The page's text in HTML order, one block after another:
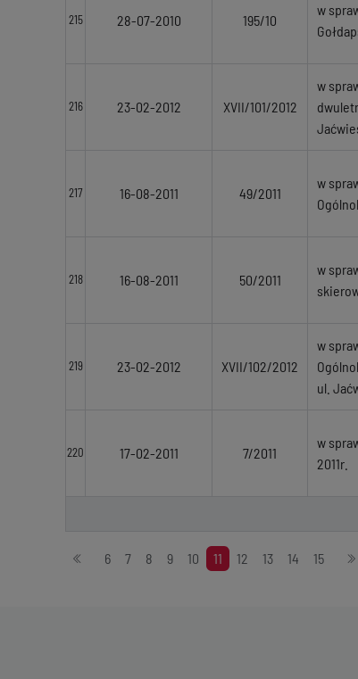
215 28-07-2010 195/10
w
216 23-02-2012 XVII/101/2012
w
217 16-08-2011 49/2011
w
218 16-08-2011 50/2011
w
219 23-02-2012 XVII/102/2012
w
ul.
220 17-02-2011 7/2011
w
2011r.
Stronicowanie
6 7 8 9 10 11 12 13 14 15